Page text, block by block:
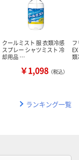
クールミスト 服 衣類冷感
スプレー シャツミスト 冷
却用品 …
￥1,098 （税込）
ランキング一覧